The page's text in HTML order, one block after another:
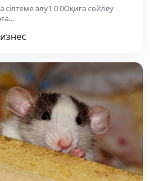
сілтеме алу1 0 0Оқиға сөйлеу